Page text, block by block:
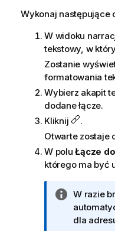
Wykonaj następujące
W widoku
tekstowy, w
Zostanie
formatowania
Wybierz akapit
dodane łącze.
Kliknij
.
Otwarte zostaje
W poluŁącze do
którego ma być
I
n
f
W razie
dla